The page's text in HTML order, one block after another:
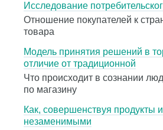
Исследование
Отношение покупателей к
товара
Модель принятия решений в
отличие от традиционной
Что происходит в сознании
по магазину
Как, совершенствуя продукты
незаменимыми